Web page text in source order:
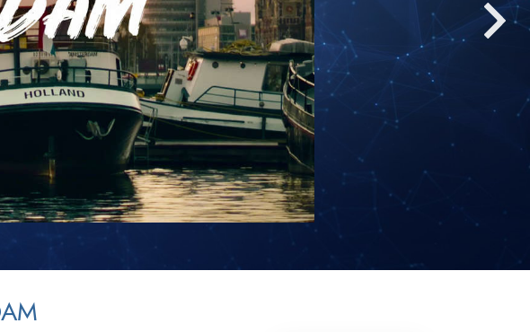
Kirkens Frivillige
Løsninger til stoffer
Børn
Redskaber til arbejdspladsen
Etik og tilstandene
Årsagen til undertrykkelse
Undersøgelser